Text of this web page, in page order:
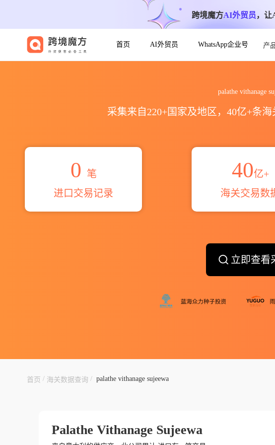
跨境魔方AI外贸员，让
首页 AI外贸员 WhatsApp企业号 产
palathe vithanage
采集来自220+国家及地区，40亿+条
0 笔
进口交易记录
40亿+
海关交易数
立即查看
首页 / 海关数据查询 / palathe vithanage sujeewa
Palathe Vithanage Sujeewa